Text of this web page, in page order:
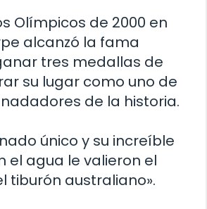
Olímpicos de 2000 en
alcanzó la fama
tres medallas de
su lugar como uno de
de la historia.
único y su increíble
el agua le valieron el
tiburón australiano».